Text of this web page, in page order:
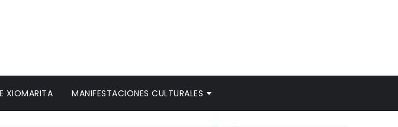
XIOMARITA MANIFESTACIONES CULTURALES